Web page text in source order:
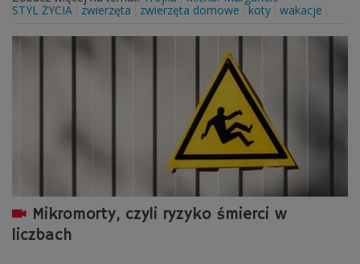
STYL ŻYCIA
zwierzęta zwierzęta domowe koty wakacje
Mikromorty, czyli ryzyko śmierci w
liczbach